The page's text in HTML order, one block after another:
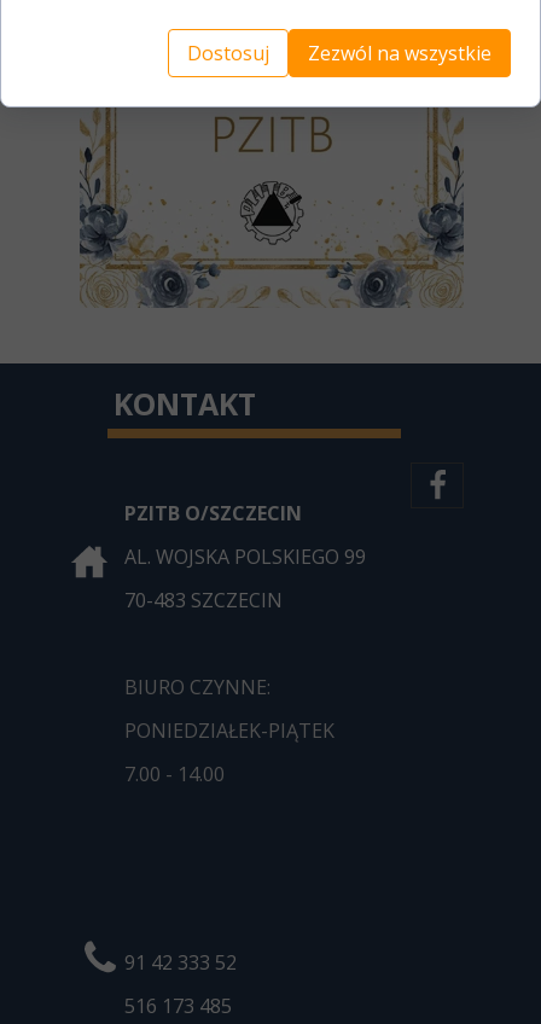
KONTAKT
PZITB O/SZCZECIN
AL. WOJSKA POLSKIEGO 99
70-483 SZCZECIN
BIURO CZYNNE:
PONIEDZIAŁEK-PIĄTEK
7.00 - 14.00
91 42 333 52
516 173 485
Dostosuj Zezwól na wszystkie